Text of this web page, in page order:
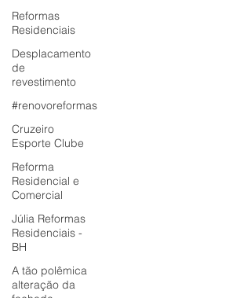
Reformas
Residenciais
Desplacamento
de
revestimento
#renovoreformas
Cruzeiro
Esporte Clube
Reforma
Residencial e
Comercial
Júlia Reformas
Residenciais -
BH
A tão polêmica
alteração da